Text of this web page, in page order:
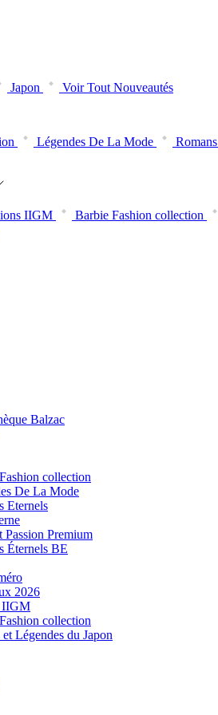
Japon Voir Tout Nouveautés
Légendes De La Mode
IIGM Barbie Fashion collection
Balzac
collection
De La Mode
Eternels
Passion Premium
Éternels BE
2026
IIGM
collection
Légendes du Japon